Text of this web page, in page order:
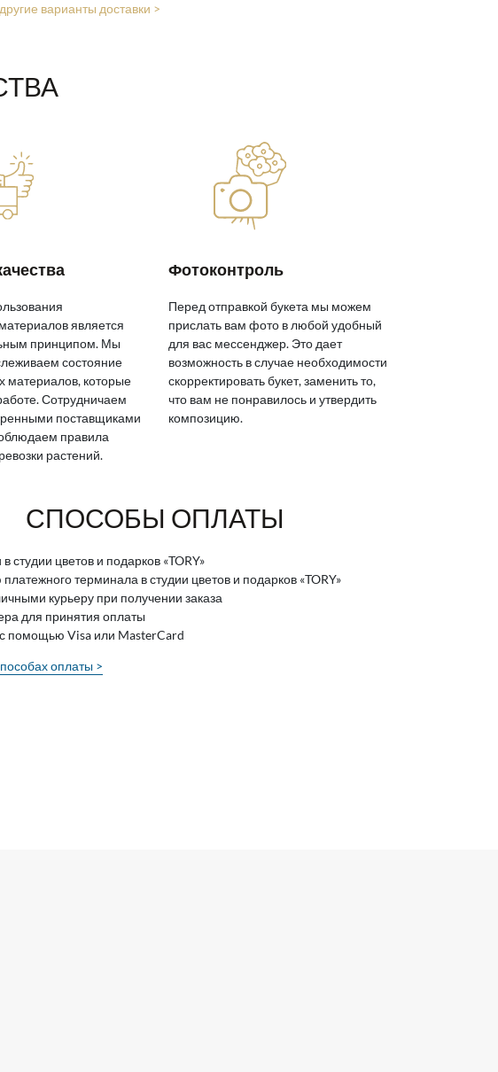
варианты доставки >
является
принципом. Мы
состояние
материалов, которые
Сотрудничаем
поставщиками
правила
растений.
Фотоконтроль
Перед отправкой букета мы можем
прислать вам фото в любой удобный
для вас мессенджер. Это дает
возможность в случае необходимости
скорректировать букет, заменить то,
что вам не понравилось и утвердить
композицию.
СПОСОБЫ ОПЛАТЫ
студии цветов и подарков «TORY»
терминала в студии цветов и подарков «TORY»
курьеру при получении заказа
для принятия оплаты
помощью Visa или MasterCard
оплаты >